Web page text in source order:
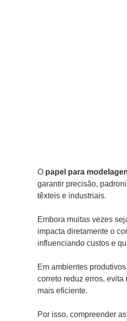
O papel para
garantir precisão,
têxteis e industriais.
Embora muitas vezes
impacta diretamente o
influenciando custos e
Em ambientes
correto reduz erros,
mais eficiente.
Por isso, compreender